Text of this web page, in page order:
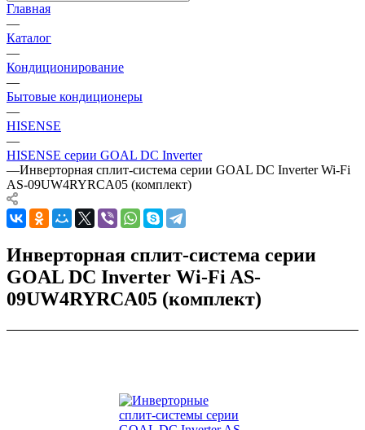
Главная
—
Каталог
—
Кондиционирование
—
Бытовые кондиционеры
—
HISENSE
—
HISENSE серии GOAL DC Inverter
—Инверторная сплит-система серии GOAL DC Inverter Wi-Fi
AS-09UW4RYRCA05 (комплект)
Инверторная сплит-система серии
GOAL DC Inverter Wi-Fi AS-
09UW4RYRCA05 (комплект)